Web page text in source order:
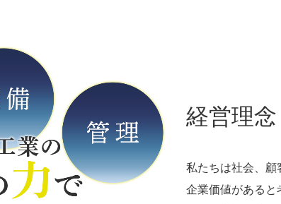
経営理念
私たちは社会、顧
企業価値があると